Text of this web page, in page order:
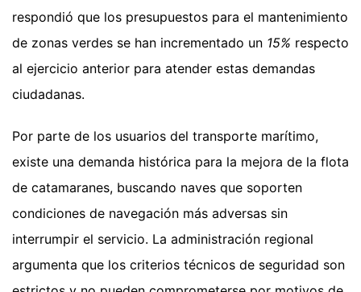
respondió que los presupuestos para el mantenimiento
de zonas verdes se han incrementado un 15% respecto
al ejercicio anterior para atender estas demandas
ciudadanas.
Por parte de los usuarios del transporte marítimo,
existe una demanda histórica para la mejora de la flota
de catamaranes, buscando naves que soporten
condiciones de navegación más adversas sin
interrumpir el servicio. La administración regional
argumenta que los criterios técnicos de seguridad son